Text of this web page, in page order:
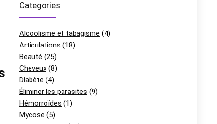
Categories
Alcoolisme et tabagisme (4)
Articulations (18)
Beauté (25)
Cheveux (8)
Diabète (4)
Éliminer les parasites (9)
Hémorroïdes (1)
Mycose (5)